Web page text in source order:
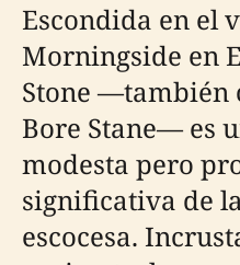
Escondida en el
Morningside en
Stone —también
Bore Stane— es
modesta pero
significativa de
escocesa.